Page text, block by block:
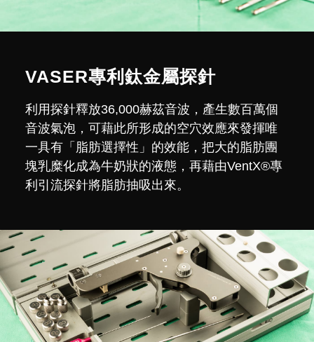
VASER專利鈦金屬探針
利用探針釋放36,000赫茲音波，產生數百萬個
音波氣泡，可藉此所形成的空穴效應來發揮唯
一具有「脂肪選擇性」的效能，把大的脂肪團
塊乳糜化成為牛奶狀的液態，再藉由VentX®專
利引流探針將脂肪抽吸出來。